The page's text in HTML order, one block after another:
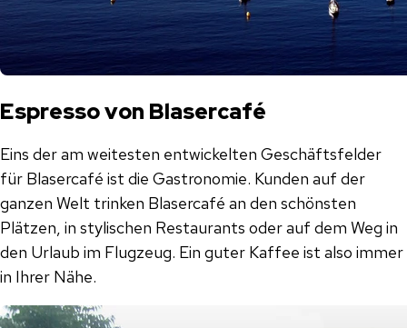
Espresso von Blasercafé
Eins der am weitesten entwickelten Geschäftsfelder
für Blasercafé ist die Gastronomie. Kunden auf der
ganzen Welt trinken Blasercafé an den schönsten
Plätzen, in stylischen Restaurants oder auf dem Weg in
den Urlaub im Flugzeug. Ein guter Kaffee ist also immer
in Ihrer Nähe.